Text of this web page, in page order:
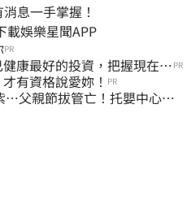
息一手掌握！
星動態 即刻下載娛樂星聞APP
PR
康最好的投資，把握現在不 PR
有資格說愛妳！ PR
父親節拔管亡！托嬰中心回9